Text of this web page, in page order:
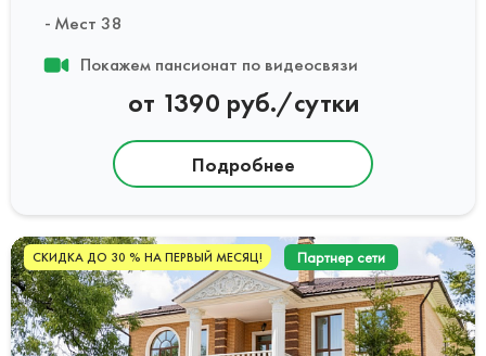
Мест 38
Покажем пансионат по видеосвязи
от 1390 руб./сутки
Подробнее
СКИДКА ДО 30 % НА ПЕРВЫЙ МЕСЯЦ! Партнер сети